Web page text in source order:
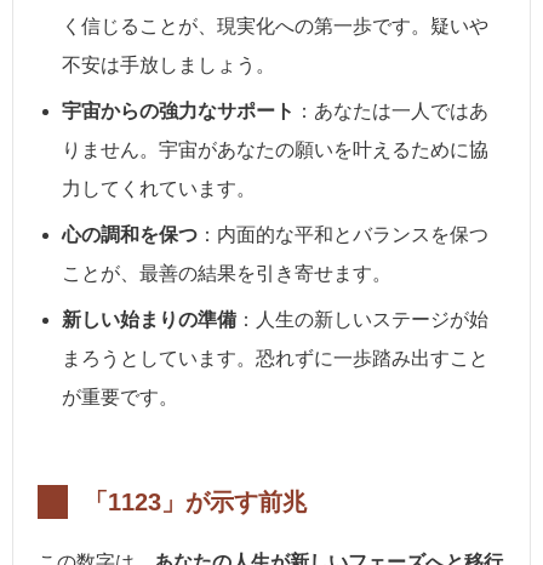
く信じることが、現実化への第一歩です。疑いや
不安は手放しましょう。
宇宙からの強力なサポート ：あなたは一人ではあ
りません。宇宙があなたの願いを叶えるために協
力してくれています。
心の調和を保つ ：内面的な平和とバランスを保つ
ことが、最善の結果を引き寄せます。
新しい始まりの準備 ：人生の新しいステージが始
まろうとしています。恐れずに一歩踏み出すこと
が重要です。
「1123」が示す前兆